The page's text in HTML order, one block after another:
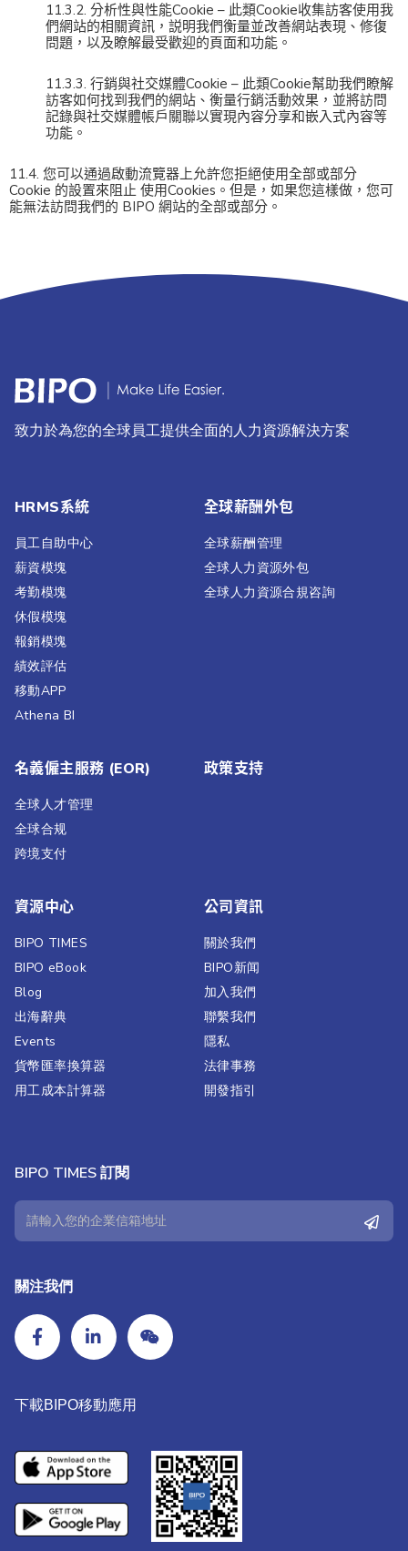
11.3.2. 分析性與性能Cookie – 此類Cookie收集訪客使用我
們網站的相關資訊，説明我們衡量並改善網站表現、修復
問題，以及瞭解最受歡迎的頁面和功能。
11.3.3. 行銷與社交媒體Cookie – 此類Cookie幫助我們瞭解
訪客如何找到我們的網站、衡量行銷活動效果，並將訪問
記錄與社交媒體帳戶關聯以實現內容分享和嵌入式內容等
功能。
11.4. 您可以通過啟動流覽器上允許您拒絕使用全部或部分
Cookie 的設置來阻止 使用Cookies。但是，如果您這樣做，您可
能無法訪問我們的 BIPO 網站的全部或部分。
致力於為您的全球員工提供全面的人力資源解決方案
HRMS系統
員工自助中心
薪資模塊
考勤模塊
休假模塊
報銷模塊
績效評估​
移動APP
Athena BI
全球薪酬外包
全球薪酬管理
全球人力資源外包
全球人力資源合規咨詢
名義僱主服務 (EOR)
全球人才管理
全球合规
跨境支付
政策支持
資源中心
BIPO TIMES
BIPO eBook
Blog
出海辭典
Events
貨幣匯率換算器
用工成本計算器
公司資訊
關於我們
BIPO新闻​
加入我們
聯繫我們​
隱私
法律事務
開發指引
BIPO TIMES 訂閱
關注我們
下載BIPO移動應用